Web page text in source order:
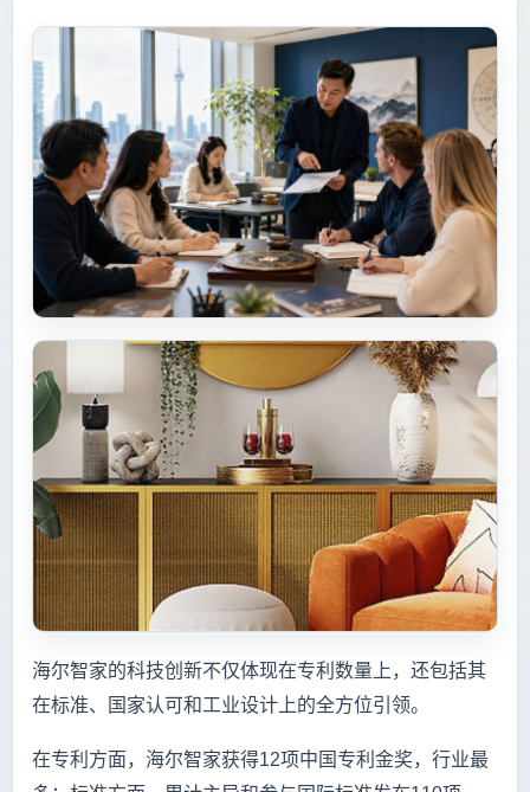
海尔智家的科技创新不仅体现在专利数量上，还包括其
在标准、国家认可和工业设计上的全方位引领。
在专利方面，海尔智家获得12项中国专利金奖，行业最